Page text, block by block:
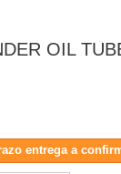
OIL
entrega a